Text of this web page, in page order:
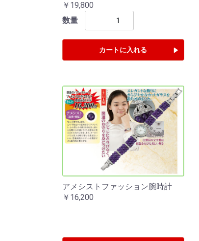
￥19,800
数量
カートに入れる
アメシストファッション腕時計
￥16,200